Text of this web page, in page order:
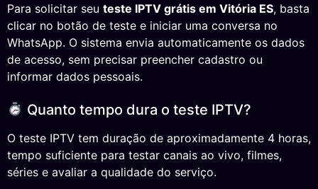
Para solicitar seu teste IPTV grátis em Vitória ES, basta
clicar no botão de teste e iniciar uma conversa no
WhatsApp. O sistema envia automaticamente os dados
de acesso, sem precisar preencher cadastro ou
informar dados pessoais.
Quanto tempo dura o teste IPTV?
O teste IPTV tem duração de aproximadamente 4 horas,
tempo suficiente para testar canais ao vivo, filmes,
séries e avaliar a qualidade do serviço.